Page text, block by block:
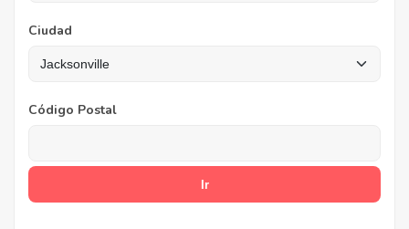
Ciudad
Código Postal